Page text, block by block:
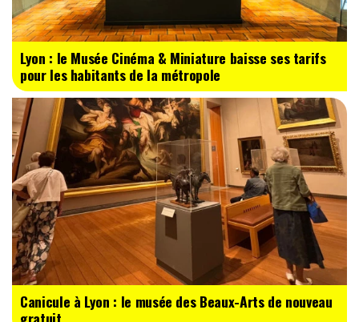
Lyon : le Musée Cinéma & Miniature baisse ses tarifs
pour les habitants de la métropole
Canicule à Lyon : le musée des Beaux-Arts de nouveau